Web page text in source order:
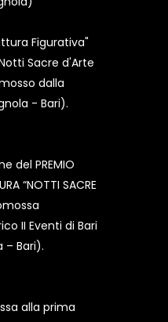
Figurativa"
Sacre d'Arte
dalla
- Bari).
del PREMIO
“NOTTI SACRE
II Eventi di Bari
– Bari).
alla prima